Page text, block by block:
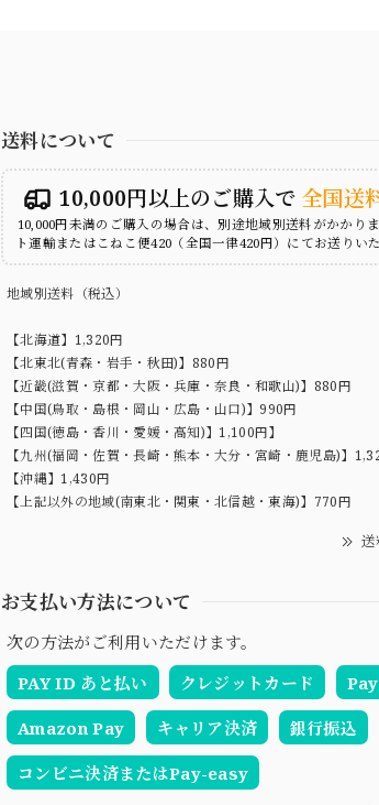
送料について
10,000円以上のご購入で 全国送
10,000円未満のご購入の場合は、別途地域別送料がかかり
ト運輸またはこねこ便420（全国一律420円）にてお送りい
地域別送料（税込）
【北海道】1,320円
【北東北(青森・岩手・秋田)】880円
【近畿(滋賀・京都・大阪・兵庫・奈良・和歌山)】880円
【中国(鳥取・島根・岡山・広島・山口)】990円
【四国(徳島・香川・愛媛・高知)】1,100円】
【九州(福岡・佐賀・長崎・熊本・大分・宮崎・鹿児島)】
【沖縄】1,430円
【上記以外の地域(南東北・関東・北信越・東海)】770円
お支払い方法について
次の方法がご利用いただけます。
PAY ID あと払い
クレジットカード
Amazon Pay キャリア決済 銀行振込
コンビニ決済またはPay-easy